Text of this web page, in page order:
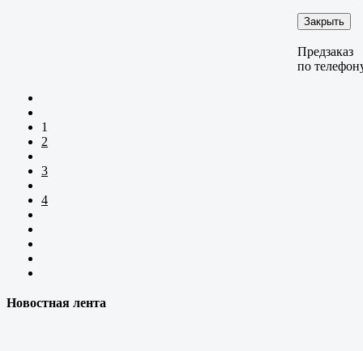
Закрыть
Предзаказ
по
1
2
3
4
Новостная лента